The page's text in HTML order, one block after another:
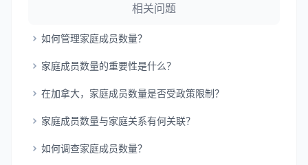
相关问题
如何管理家庭成员数量？
家庭成员数量的重要性是什么？
在加拿大，家庭成员数量是否受政策限制？
家庭成员数量与家庭关系有何关联？
如何调查家庭成员数量？